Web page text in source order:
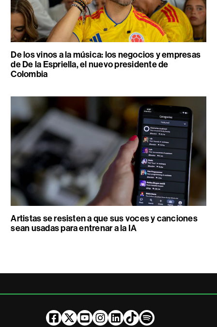
De los vinos a la música: los negocios y empresas
de De la Espriella, el nuevo presidente de
Colombia
Artistas se resisten a que sus voces y canciones
sean usadas para entrenar a la IA